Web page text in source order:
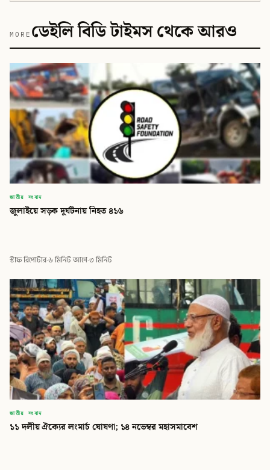
MORE ডেইলি বিডি টাইমস থেকে আরও
জাতীয় সংবাদ
জুলাইয়ে সড়ক দুর্ঘটনায় নিহত ৪১৬
স্টাফ রিপোর্টার·৬ মিনিট আগে·৩ মিনিট
জাতীয় সংবাদ
১১ দলীয় ঐক্যের লংমার্চ ঘোষণা; ১৪ নভেম্বর মহাসমাবেশ